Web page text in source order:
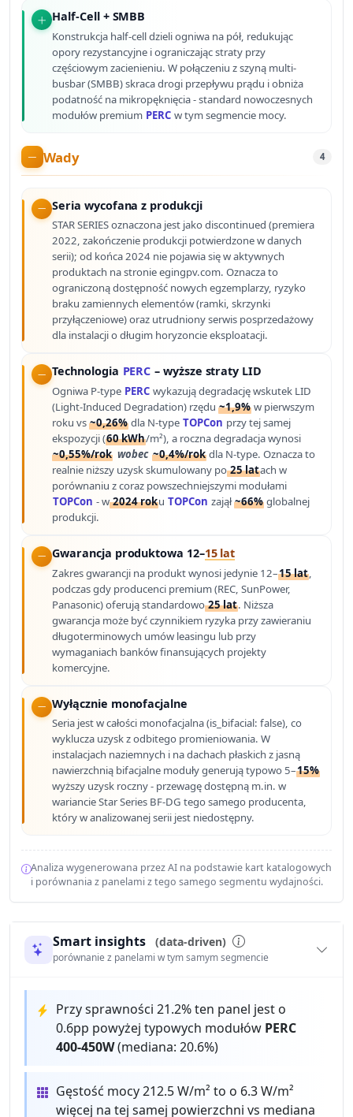
Half-Cell + SMBB
Konstrukcja half-cell dzieli ogniwa na pół, redukując
opory rezystancyjne i ograniczając straty przy
częściowym zacienieniu. W połączeniu z szyną multi-
busbar (SMBB) skraca drogi przepływu prądu i obniża
podatność na mikropęknięcia - standard nowoczesnych
modułów premium PERC w tym segmencie mocy.
Wady 4
Seria wycofana z produkcji
STAR SERIES oznaczona jest jako discontinued (premiera
2022, zakończenie produkcji potwierdzone w danych
serii); od końca 2024 nie pojawia się w aktywnych
produktach na stronie egingpv.com. Oznacza to
ograniczoną dostępność nowych egzemplarzy, ryzyko
braku zamiennych elementów (ramki, skrzynki
przyłączeniowe) oraz utrudniony serwis posprzedażowy
dla instalacji o długim horyzoncie eksploatacji.
Technologia PERC – wyższe straty LID
Ogniwa P-type PERC wykazują degradację wskutek LID
(Light-Induced Degradation) rzędu~1,9% w pierwszym
roku vs~0,26% dla N-type TOPCon przy tej samej
ekspozycji (60 kWh/m²), a roczna degradacja wynosi
~0,55%/rok wobec ~0,4%/rok dla N-type. Oznacza to
realnie niższy uzysk skumulowany po25 latach w
porównaniu z coraz powszechniejszymi modułami
TOPCon - w2024 roku TOPCon zajął~66% globalnej
produkcji.
Gwarancja produktowa 12–15 lat
Zakres gwarancji na produkt wynosi jedynie 12–15 lat,
podczas gdy producenci premium (REC, SunPower,
Panasonic) oferują standardowo25 lat. Niższa
gwarancja może być czynnikiem ryzyka przy zawieraniu
długoterminowych umów leasingu lub przy
wymaganiach banków finansujących projekty
komercyjne.
Wyłącznie monofacjalne
Seria jest w całości monofacjalna (is_bifacial: false), co
wyklucza uzysk z odbitego promieniowania. W
instalacjach naziemnych i na dachach płaskich z jasną
nawierzchnią bifacjalne moduły generują typowo 5–15%
wyższy uzysk roczny - przewagę dostępną m.in. w
wariancie Star Series BF-DG tego samego producenta,
który w analizowanej serii jest niedostępny.
Analiza wygenerowana przez AI na podstawie kart katalogowych
i porównania z panelami z tego samego segmentu wydajności.
Smart insights (data-driven)
porównanie z panelami w tym samym segmencie
Przy sprawności 21.2% ten panel jest o
0.6pp powyżej typowych modułów PERC
400-450W(mediana: 20.6%)
Gęstość mocy 212.5 W/m² to o 6.3 W/m²
więcej na tej samej powierzchni vs mediana